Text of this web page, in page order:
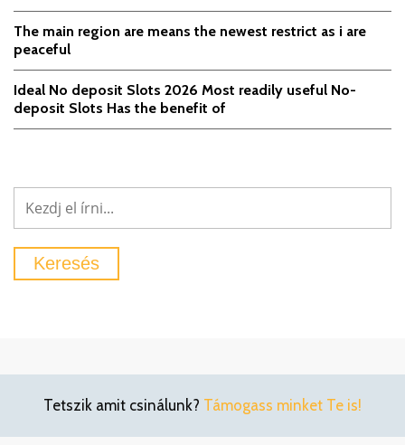
The main region are means the newest restrict as i are
peaceful
Ideal No deposit Slots 2026 Most readily useful No-
deposit Slots Has the benefit of
Tetszik amit csinálunk? Támogass minket Te is!